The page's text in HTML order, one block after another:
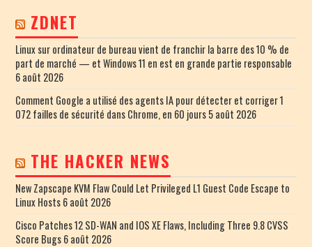
ZDNET
Linux sur ordinateur de bureau vient de franchir la barre des 10 % de
part de marché — et Windows 11 en est en grande partie responsable
6 août 2026
Comment Google a utilisé des agents IA pour détecter et corriger 1
072 failles de sécurité dans Chrome, en 60 jours5 août 2026
THE HACKER NEWS
New Zapscape KVM Flaw Could Let Privileged L1 Guest Code Escape to
Linux Hosts6 août 2026
Cisco Patches 12 SD-WAN and IOS XE Flaws, Including Three 9.8 CVSS
Score Bugs6 août 2026